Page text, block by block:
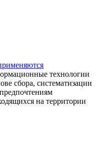
технологии
сбора, систематизации
на территории